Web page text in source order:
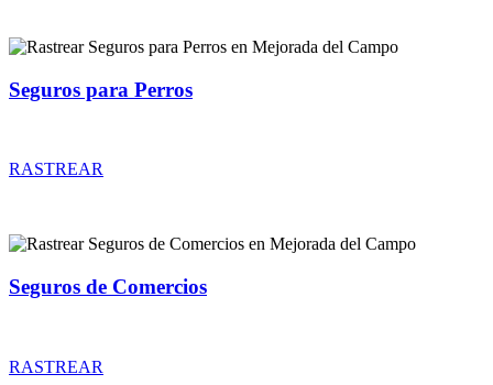
Seguros para Perros
RASTREAR
Seguros de Comercios
RASTREAR